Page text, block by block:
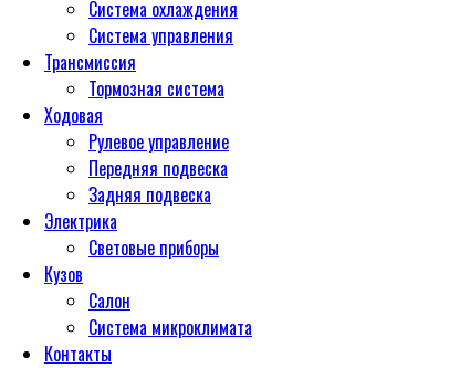
Система охлаждения
Система управления
Трансмиссия
Тормозная система
Ходовая
Рулевое управление
Передняя подвеска
Задняя подвеска
Электрика
Световые приборы
Кузов
Салон
Система микроклимата
Контакты